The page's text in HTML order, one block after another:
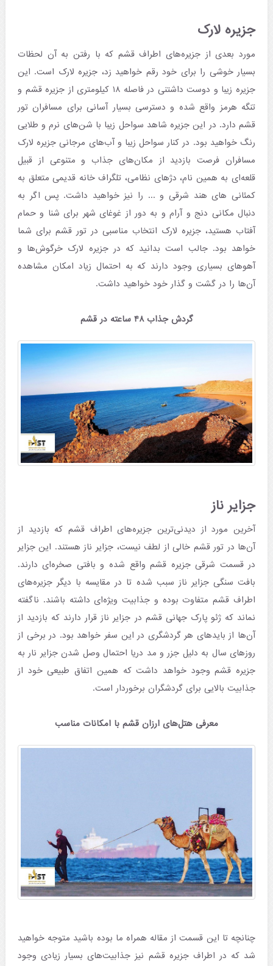
جزیره لارک
مورد بعدی از جزیره‌های اطراف قشم که با رفتن به آن لحظات
بسیار خوشی را برای خود رقم خواهید زد، جزیره لارک است. این
جزیره زیبا و دوست داشتنی در فاصله ۱۸ کیلومتری از جزیره قشم و
تنگه هرمز واقع شده و دسترسی بسیار آسانی برای مسافران تور
قشم دارد. در این جزیره شاهد سواحل زیبا با شن‌های نرم و طلایی
رنگ خواهید بود. در کنار سواحل زیبا و آب‌های مرجانی جزیره لارک
مسافران فرصت بازدید از مکان‌های جذاب و متنوعی از قبیل
قلعه‌ای به همین نام، دژهای نظامی، تلگراف خانه قدیمی متعلق به
کمئانی های هند شرقی و ... را نیز خواهید داشت. پس اگر به
دنبال مکانی دنج و آرام و به دور از غوغای شهر برای شنا و حمام
آفتاب هستید، جزیره لارک انتخاب مناسبی در تور قشم برای شما
خواهد بود. جالب است بدانید که در جزیره لارک خرگوش‌ها و
آهوهای بسیاری وجود دارند که به احتمال زیاد امکان مشاهده
آن‌ها را در گشت و گذار خود خواهید داشت.
گردش جذاب ۴۸ ساعته در قشم
جزایر ناز
آخرین مورد از دیدنی‌‌ترین جزیره‌های اطراف قشم که بازدید از
آن‌ها در تور قشم خالی از لطف نیست، جزایر ناز هستند. این جزایر
در قسمت شرقی جزیره قشم واقع شده و بافتی صخره‌ای دارند.
بافت سنگی جزایر ناز سبب شده‌ تا در مقایسه با دیگر جزیره‌های
اطراف قشم متفاوت بوده و جذابیت ویژه‌ای داشته باشند. ناگفته
نماند که ژئو پارک جهانی قشم در جزایر ناز قرار دارند که بازدید از
آن‌ها از بایدهای هر گردشگری در این سفر خواهد بود. در برخی از
روزهای سال به دلیل جزر و مد دریا احتمال وصل شدن جزایر نار به
جزیره قشم وجود خواهد داشت که همین اتفاق طبیعی خود از
جذابیت بالایی برای گردشگران برخوردار است.
معرفی هتل‌های ارزان قشم با امکانات مناسب
چنانچه تا این قسمت از مقاله همراه ما بوده باشید متوجه خواهید
شد که در اطراف جزیره قشم نیز جذابیت‌های بسیار زیادی وجود